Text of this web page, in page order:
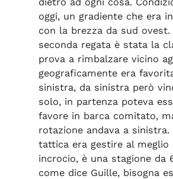
oggi, un gradiente che era
con la brezza da sud ovest.
seconda regata è stata la
prova a rimbalzare vicino
geograficamente era
sinistra, da sinistra però
solo, in partenza poteva
favore in barca comitato,
rotazione andava a
tattica era gestire al meglio
incrocio, è una stagione da
come dice Guille, bisogna